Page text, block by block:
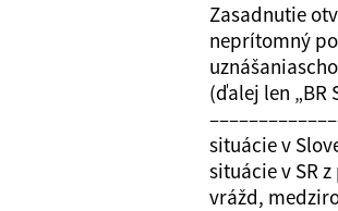
Zasadnutie
neprítomný
(ďalej len
situácie v
situácie v SR
vrážd,